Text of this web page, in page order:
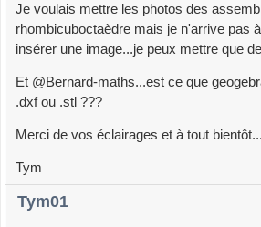
Je voulais mettre les photos des
rhombicuboctaèdre mais je n'arrive pas
insérer une image...je peux mettre que
Et @Bernard-maths...est ce que
.dxf ou .stl ???
Merci de vos éclairages et à tout bientôt...
Tym
Tym01